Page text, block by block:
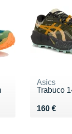
Asics
Trabuco
160 €
Vendu